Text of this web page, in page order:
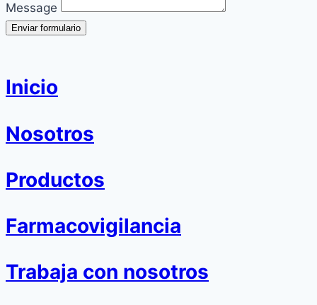
Message
Enviar formulario
Inicio
Nosotros
Productos
Farmacovigilancia
Trabaja con nosotros